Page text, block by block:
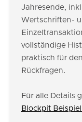
Jahresende,
Wertschriften-
vollständige
praktisch für
Rückfragen.
Für alle Details
Blockpit